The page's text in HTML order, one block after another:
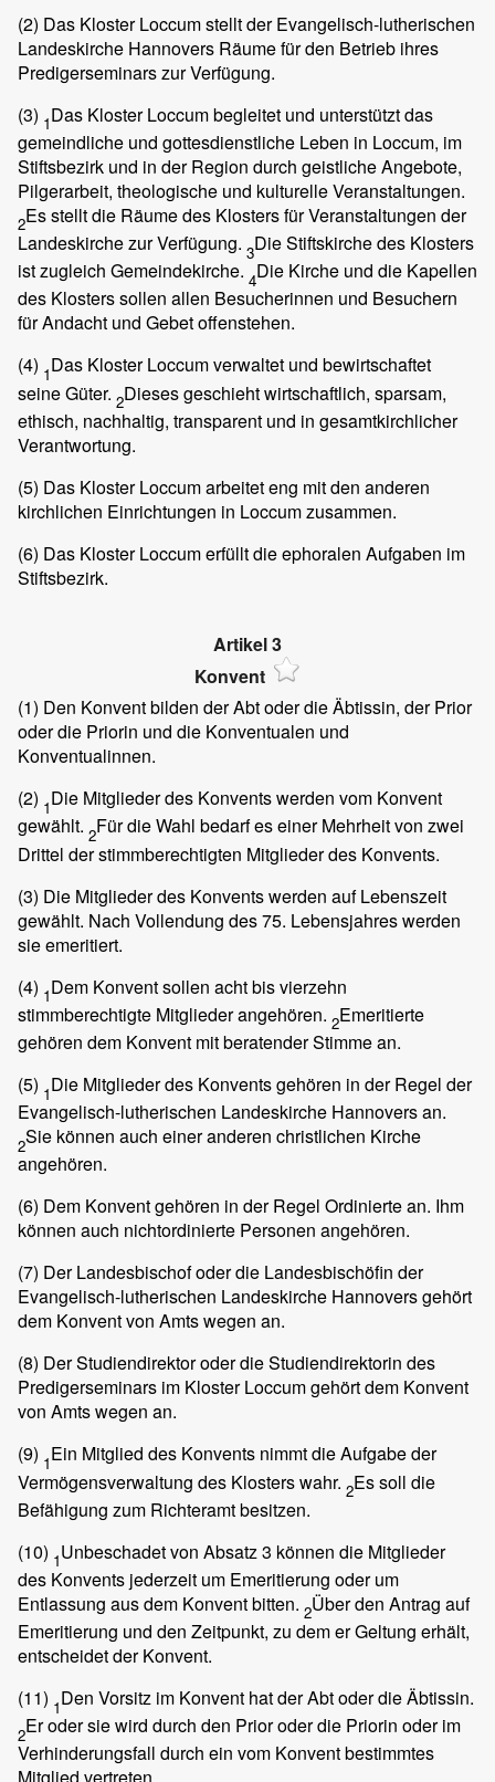
(2) Das Kloster Loccum stellt der Evangelisch-lutherischen
Landeskirche Hannovers Räume für den Betrieb ihres
Predigerseminars zur Verfügung.
(3) 1Das Kloster Loccum begleitet und unterstützt das
gemeindliche und gottesdienstliche Leben in Loccum, im
Stiftsbezirk und in der Region durch geistliche Angebote,
Pilgerarbeit, theologische und kulturelle Veranstaltungen.
2Es stellt die Räume des Klosters für Veranstaltungen der
Landeskirche zur Verfügung. 3Die Stiftskirche des Klosters
ist zugleich Gemeindekirche. 4Die Kirche und die Kapellen
des Klosters sollen allen Besucherinnen und Besuchern
für Andacht und Gebet offenstehen.
(4) 1Das Kloster Loccum verwaltet und bewirtschaftet
seine Güter. 2Dieses geschieht wirtschaftlich, sparsam,
ethisch, nachhaltig, transparent und in gesamtkirchlicher
Verantwortung.
(5) Das Kloster Loccum arbeitet eng mit den anderen
kirchlichen Einrichtungen in Loccum zusammen.
(6) Das Kloster Loccum erfüllt die ephoralen Aufgaben im
Stiftsbezirk.
Artikel 3
Konvent
(1) Den Konvent bilden der Abt oder die Äbtissin, der Prior
oder die Priorin und die Konventualen und
Konventualinnen.
(2) 1Die Mitglieder des Konvents werden vom Konvent
gewählt. 2Für die Wahl bedarf es einer Mehrheit von zwei
Drittel der stimmberechtigten Mitglieder des Konvents.
(3) Die Mitglieder des Konvents werden auf Lebenszeit
gewählt. Nach Vollendung des 75. Lebensjahres werden
sie emeritiert.
(4) 1Dem Konvent sollen acht bis vierzehn
stimmberechtigte Mitglieder angehören. 2Emeritierte
gehören dem Konvent mit beratender Stimme an.
(5) 1Die Mitglieder des Konvents gehören in der Regel der
Evangelisch-lutherischen Landeskirche Hannovers an.
2Sie können auch einer anderen christlichen Kirche
angehören.
(6) Dem Konvent gehören in der Regel Ordinierte an. Ihm
können auch nichtordinierte Personen angehören.
(7) Der Landesbischof oder die Landesbischöfin der
Evangelisch-lutherischen Landeskirche Hannovers gehört
dem Konvent von Amts wegen an.
(8) Der Studiendirektor oder die Studiendirektorin des
Predigerseminars im Kloster Loccum gehört dem Konvent
von Amts wegen an.
(9) 1Ein Mitglied des Konvents nimmt die Aufgabe der
Vermögensverwaltung des Klosters wahr. 2Es soll die
Befähigung zum Richteramt besitzen.
(10) 1Unbeschadet von Absatz 3 können die Mitglieder
des Konvents jederzeit um Emeritierung oder um
Entlassung aus dem Konvent bitten. 2Über den Antrag auf
Emeritierung und den Zeitpunkt, zu dem er Geltung erhält,
entscheidet der Konvent.
(11) 1Den Vorsitz im Konvent hat der Abt oder die Äbtissin.
2Er oder sie wird durch den Prior oder die Priorin oder im
Verhinderungsfall durch ein vom Konvent bestimmtes